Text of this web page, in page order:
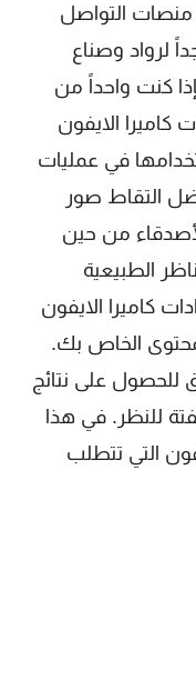
منصات التواصل
لرواد وصناع
كنت واحداً من
الايفون
في عمليات
التقاط صور
من حين
الطبيعية
كاميرا الايفون
الخاص بك.
للحصول على نتائج
للنظر. في هذا
التي تتطلب